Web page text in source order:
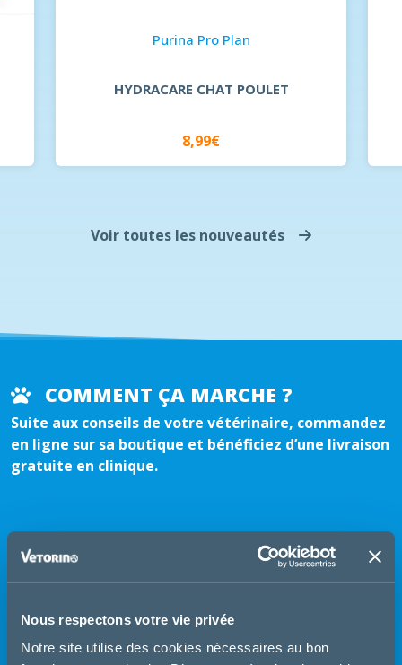
Nous respectons votre vie privée
Notre site utilise des cookies nécessaires au bon
Purina Pro Plan
HYDRACARE CHAT POULET
8,99€
Voir toutes les nouveautés
COMMENT ÇA MARCHE ?
Suite aux conseils de votre vétérinaire, commandez
en ligne sur sa boutique et bénéficiez d’une livraison
gratuite en clinique.